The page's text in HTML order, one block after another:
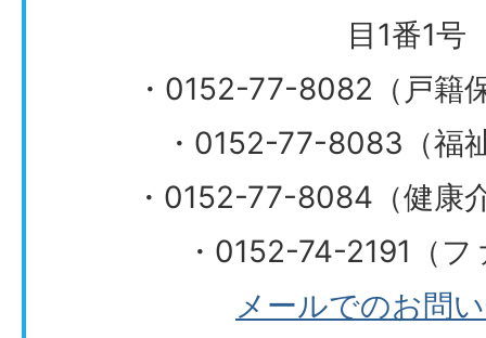
目1番1号
・0152-77-8082（戸籍
・0152-77-8083（福
・0152-77-8084（健康
・0152-74-2191（
メールでのお問